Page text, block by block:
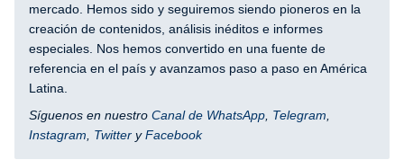
mercado. Hemos sido y seguiremos siendo pioneros en la
creación de contenidos, análisis inéditos e informes
especiales. Nos hemos convertido en una fuente de
referencia en el país y avanzamos paso a paso en América
Latina.
Síguenos en nuestro Canal de WhatsApp Telegram
Instagram
Twitter yFacebook